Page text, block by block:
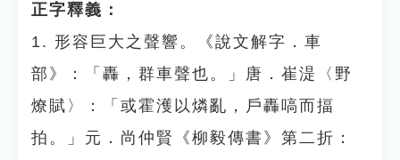
正字釋義：
1. 形容巨大之聲響。《說文解字．車
部》：「轟，群車聲也。」唐．崔湜〈野
燎賦〉：「或霍濩以燐亂，戶轟嗃而揊
拍。」元．尚仲賢《柳毅傳書》第二折：